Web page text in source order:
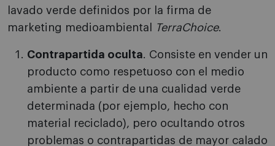
lavado verde definidos por la firma de
marketing medioambiental
TerraChoice.
Contrapartida oculta. Consiste en vender un
producto como respetuoso con el medio
ambiente a partir de una cualidad verde
determinada (por ejemplo, hecho con
material reciclado), pero ocultando otros
problemas o contrapartidas de mayor calado